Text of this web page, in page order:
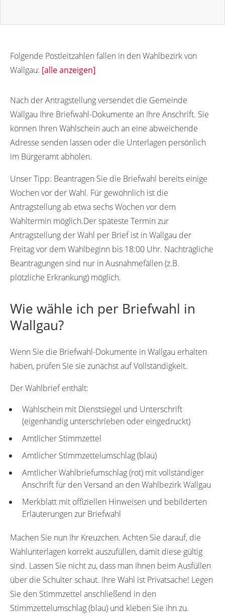
Folgende Postleitzahlen fallen in den Wahlbezirk von
Wallgau: [alle anzeigen]
Nach der Antragstellung versendet die Gemeinde
Wallgau Ihre Briefwahl-Dokumente an Ihre Anschrift. Sie
können Ihren Wahlschein auch an eine abweichende
Adresse senden lassen oder die Unterlagen persönlich
im Bürgeramt abholen.
Unser Tipp: Beantragen Sie die Briefwahl bereits einige
Wochen vor der Wahl. Für gewöhnlich ist die
Antragstellung ab etwa sechs Wochen vor dem
Wahltermin möglich.Der späteste Termin zur
Antragstellung der Wahl per Brief ist in Wallgau der
Freitag vor dem Wahlbeginn bis 18:00 Uhr. Nachträgliche
Beantragungen sind nur in Ausnahmefällen (z.B.
plötzliche Erkrankung) möglich.
Wie wähle ich per Briefwahl in
Wallgau?
Wenn Sie die Briefwahl-Dokumente in Wallgau erhalten
haben, prüfen Sie sie zunächst auf Vollständigkeit.
Der Wahlbrief enthält:
Wahlschein mit Dienstsiegel und Unterschrift
(eigenhändig unterschrieben oder eingedruckt)
Amtlicher Stimmzettel
Amtlicher Stimmzettelumschlag (blau)
Amtlicher Wahlbriefumschlag (rot) mit vollständiger
Anschrift für den Versand an den Wahlbezirk Wallgau
Merkblatt mit offiziellen Hinweisen und bebilderten
Erläuterungen zur Briefwahl
Machen Sie nun Ihr Kreuzchen. Achten Sie darauf, die
Wahlunterlagen korrekt auszufüllen, damit diese gültig
sind. Lassen Sie nicht zu, dass man Ihnen beim Ausfüllen
über die Schulter schaut. Ihre Wahl ist Privatsache! Legen
Sie den Stimmzettel anschließend in den
Stimmzettelumschlag (blau) und kleben Sie ihn zu.